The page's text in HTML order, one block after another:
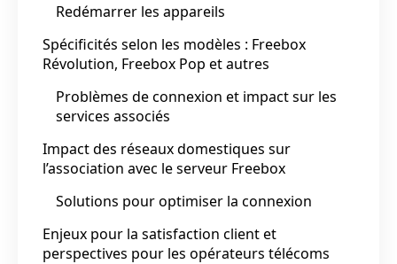
Redémarrer les appareils
Spécificités selon les modèles : Freebox
Révolution, Freebox Pop et autres
Problèmes de connexion et impact sur les
services associés
Impact des réseaux domestiques sur
l’association avec le serveur Freebox
Solutions pour optimiser la connexion
Enjeux pour la satisfaction client et
perspectives pour les opérateurs télécoms